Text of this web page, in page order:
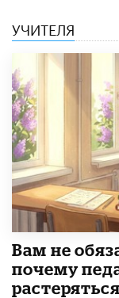
УЧИТЕЛЯ
​Вам не
почему
растеряться